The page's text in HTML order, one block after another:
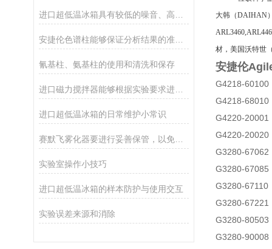
安捷伦色谱柱能够保证分析结果的准确性和可靠性
氰基柱、氨基柱的使用和清洗和保存
进口磁力搅拌器能够根据实验要求进行精细调节
进口超低温冰箱的日常维护小常识
赛默飞雾化器要进行妥善保管，以免产品遭到破坏
实验室操作小技巧
进口超低温冰箱的样本防护与使用交互
实验误差来源和消除
大韩（DAIHAN
材，美国沃特世
安捷伦
G4218-
G4218-
G4220-
G4220-
G3280-
G3280-
G3280-
G3280-
G3280-
G3280-